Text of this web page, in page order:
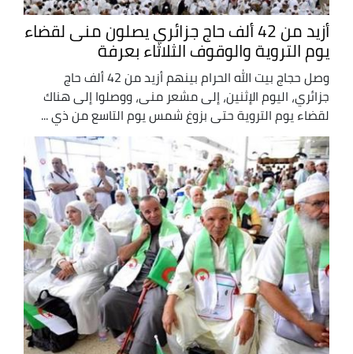
أزيد من 42 ألف حاج جزائري يصلون منى لقضاء
يوم التروية والوقوف الثلاثاء بعرفة
وصل حجاج بيت الله الحرام بينهم أزيد من 42 ألف حاج
جزائري، اليوم الإثنين، إلى مشعر منى، ووصلوا إلى هناك
لقضاء يوم التروية حتى بزوغ شمس يوم التاسع من ذي ...